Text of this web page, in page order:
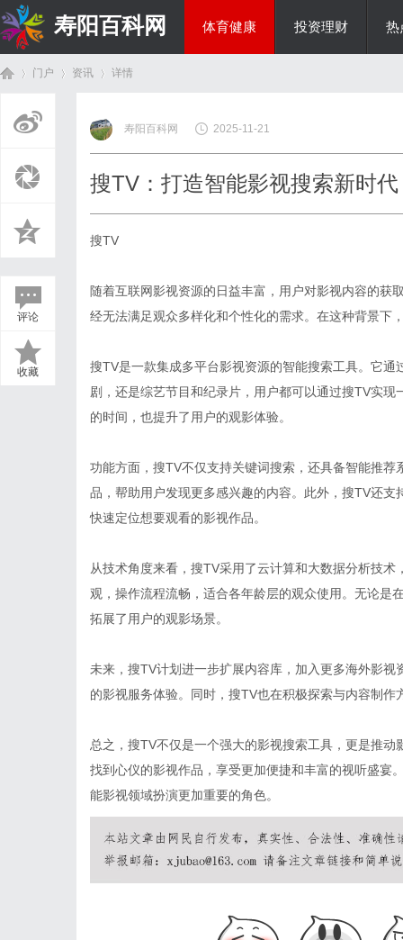
寿阳百科网 体育健康 投资理财 热
门户 资讯
›
详情
评论
收藏
寿阳百科网 2025-11-21
搜TV：打造智能影视搜索新时代
搜TV
随着互联网影视资源的日益丰富，用户对影视内容的获
经无法满足观众多样化和个性化的需求。在这种背景下
搜TV是一款集成多平台影视资源的智能搜索工具。它
剧，还是综艺节目和纪录片，用户都可以通过搜TV实
的时间，也提升了用户的观影体验。
功能方面，搜TV不仅支持关键词搜索，还具备智能推
品，帮助用户发现更多感兴趣的内容。此外，搜TV还
快速定位想要观看的影视作品。
从技术角度来看，搜TV采用了云计算和大数据分析技
观，操作流程流畅，适合各年龄层的观众使用。无论是
拓展了用户的观影场景。
未来，搜TV计划进一步扩展内容库，加入更多海外影
的影视服务体验。同时，搜TV也在积极探索与内容制
总之，搜TV不仅是一个强大的影视搜索工具，更是推
找到心仪的影视作品，享受更加便捷和丰富的视听盛宴
能影视领域扮演更加重要的角色。